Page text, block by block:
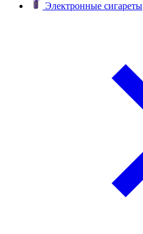
Электронные сигареты